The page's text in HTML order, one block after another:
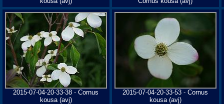
2015-07-04-20-33-38 - Cornus
kousa (avj)
2015-07-04-20-33-53 - Cornus
kousa (avj)